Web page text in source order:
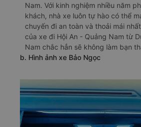
Nam. Với kinh nghiệm nhiều năm
khách, nhà xe luôn tự hào có thể
chuyến đi an toàn và thoải mái
của xe đi Hội An - Quảng Nam từ
Nam chắc hẳn sẽ không làm bạn
b. Hình ảnh xe Bảo Ngọc